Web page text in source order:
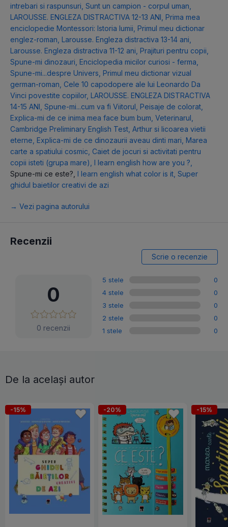
intrebari si raspunsuri Sunt un campion - corpul uman
LAROUSSE. ENGLEZA DISTRACTIVA 12-13 ANI Prima mea
enciclopedie Montessori: Istoria lumii Primul meu dictionar
englez-roman Larousse. Engleza distractiva 13-14 ani
Larousse. Engleza distractiva 11-12 ani Prajituri pentru copii
Spune-mi dinozauri Enciclopedia micilor curiosi - ferma
Spune-mi...despre Univers Primul meu dictionar vizual
german-roman Cele 10 capodopere ale lui Leonardo Da
Vinci povestite copiilor, LAROUSSE. ENGLEZA DISTRACTIVA
14-15 ANI Spune-mi...cum va fi Viitorul Peisaje de colorat
Explica-mi de ce inima mea face bum bum Veterinarul
Cambridge Preliminary English Test Arthur si licoarea vietii
eterne Explica-mi de ce dinozaurii aveau dinti mari Marea
carte a spatiului cosmic Caiet de jocuri si activitati pentru
copii isteti (grupa mare) I learn english how are you ?
Spune-mi ce este? I learn english what color is it Super
ghidul baietilor creativi de azi
→ Vezi pagina autorului
Recenzii
Scrie o recenzie
0
0 recenzii
5 stele
0
4 stele
0
3 stele
0
2 stele
0
1 stele
0
De la același autor
-15% -20% -15%